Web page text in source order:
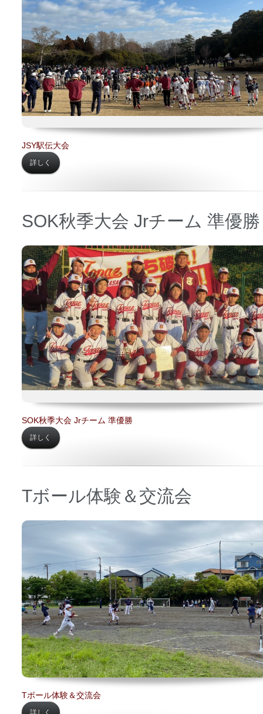
場所 【 根岸森林公園】
JSY駅伝大会
詳しく
SOK秋季大会 Jrチーム 準優勝
日時 【2023年01月09日】
場所 【上大岡小学校】
SOK秋季大会 Jrチーム 準優勝
詳しく
Tボール体験＆交流会
栗木スポーツ広場】
Tボール体験＆交流会
詳しく